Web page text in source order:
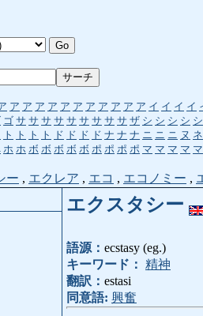
ア ア ア ア ア ア ア ア ア ア ア イ イ イ イ
ゴ サ サ サ サ サ サ サ サ サ ザ シ シ シ シ シ
ト ト ト ト ド ド ド ド ナ ナ ナ ニ ニ ニ ヌ ネ
ホ ホ ボ ボ ボ ボ ボ ポ ポ ポ ポ マ マ マ マ マ
ー , エクレア , エコ , エコノミー ,
エクスタシー
語源： ecstasy (eg.)
キーワード： 精神
翻訳： estasi
同意語: 興奮